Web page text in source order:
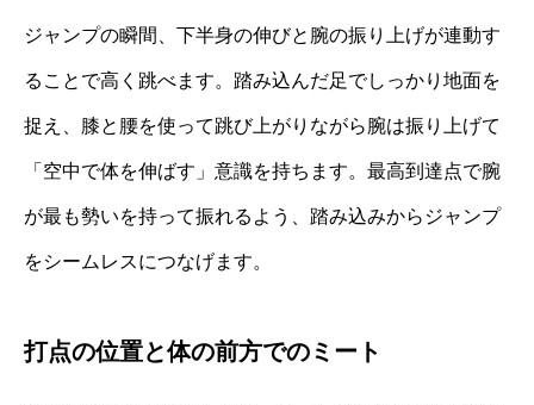
ジャンプの瞬間、下半身の伸びと腕の振り上げが連動す
ることで高く跳べます。踏み込んだ足でしっかり地面を
捉え、膝と腰を使って跳び上がりながら腕は振り上げて
「空中で体を伸ばす」意識を持ちます。最高到達点で腕
が最も勢いを持って振れるよう、踏み込みからジャンプ
をシームレスにつなげます。
打点の位置と体の前方でのミート